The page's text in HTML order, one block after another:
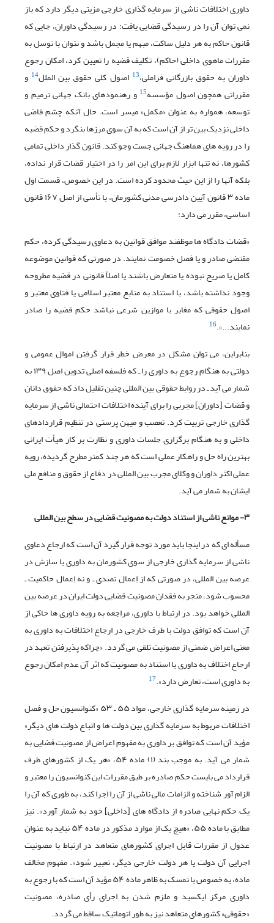
داوری اختلافات ناشی از سرمایه گذاری خارجی مزیتی دیگر دارد که باز
نمی توان آن را در رسیدگی قضایی یافت: در رسیدگی داوران، جایی که
قانون حاکم به هر دلیل ساکت، مبهم یا مجمل باشد و نتوان با توسل به
مقررات ماهوی داخلی (حاکم)، تکلیف قضیه را تعیین کرد، امکان رجوع
داوران به حقوق بازرگانی فراملی،13 اصول کلی حقوق بین الملل14 و
مقرراتی همچون اصول مؤسسه15 و رهنمودهای بانک جهانی ترمیم و
توسعه، همواره به عنوان «مکمل» میسر است. حال آنکه چشم قاضی
داخلی نزدیک بین تر از آن است که به آن سوی مرزها بنگرد و حکم قضیه
را در رویه های هماهنگ جهانی جست وجو کند. قانون گذار داخلی تمامی
کشورها، نه تنها ابزار لازم برای این امر را در اختیار قضات قرار نداده،
بلکه آنها را از این حیث محدود کرده است. در این خصوص، قسمت اول
ماده ۳ قانون آیین دادرسی مدنی کشورمان، با تأسی از اصل ۱۶۷ قانون
اساسی، مقرر می دارد:
«قضات دادگاه ها موظفند موافق قوانین به دعاوی رسیدگی کرده، حکم
مقتضی صادر و یا فصل خصومت نمایند. در صورتی که قوانین موضوعه
کامل یا صریح نبوده یا متعارض باشند یا اصلاً قانونی در قضیه مطروحه
وجود نداشته باشد، با استناد به منابع معتبر اسلامی یا فتاوی معتبر و
اصول حقوقی که مغایر با موازین شرعی نباشد حکم قضیه را صادر
نمایند...».16
بنابراین، می توان مشکل در معرض خطر قرار گرفتن اموال عمومی و
دولتی به هنگام رجوع به داوری را ـ که فلسفه اصلی تدوین اصل ۱۳۹ به
شمار می آید ـ در روابط حقوقی بین المللی چنین تقلیل داد که حقوق دانان
و قضات [داوران] مجربی را برای آینده اختلافات احتمالی ناشی از سرمایه
گذاری خارجی تربیت کرد. تعصب و میهن پرستی در تنظیم قراردادهای
داخلی و به هنگام برگزاری جلسات داوری و نظارت بر کار هیأت ایرانی
بهترین راه حل و راهکار عملی است که هر چند کمتر مطرح گردیده، رویه
عملی اکثر داوران و وکلای مجرب بین المللی در دفاع از حقوق و منافع ملی
ایشان به شمار می آید.
۳- موانع ناشی از استناد دولت به مصونیت قضایی در سطح بین المللی
مسأله ای که در اینجا باید مورد توجه قرار گیرد آن است که ارجاع دعاوی
ناشی از سرمایه گذاری خارجی از سوی کشورمان به داوری یا سازش در
عرصه بین المللی، در صورتی که از اِعمال تصدی ـ و نه اِعمال حاکمیت ـ
محسوب شود، منجر به فقدان مصونیت قضایی دولت ایران در عرصه بین
المللی خواهد بود. در ارتباط با داوری، مراجعه به رویه داوری ها حاکی از
آن است که توافق دولت با طرف خارجی در ارجاع اختلافات به داوری به
معنی اعراض ضمنی از مصونیت تلقی می گردد. «چراکه پذیرفتن تعهد در
ارجاع اختلاف به داوری با استناد به مصونیت که اثر آن عدم امکان رجوع
به داوری است، تعارض دارد».17
در زمینه سرمایه گذاری خارجی، مواد ۵۵ ـ ۵۳ «کنوانسیون حل و فصل
اختلافات مربوط به سرمایه گذاری بین دولت ها و اتباع دولت های دیگر»
مؤید آن است که توافق بر داوری به مفهوم اعراض از مصونیت قضایی به
شمار می آید. به موجب بند (۱) ماده ۵۴، «هر یک از کشورهای طرف
قرارداد می بایست حکم صادره بر طبق مقررات این کنوانسیون را معتبر و
الزام آور شناخته و الزامات مالی ناشی از آن را اجرا کند، به طوری که آن را
یک حکم نهایی صادره از دادگاه های [داخلی] خود به شمار آورد». نیز
مطابق با ماده ۵۵، «هیچ یک از موارد مذکور در ماده ۵۴ نباید به عنوان
عدول از مقررات قابل اجرای کشورهای متعاهد در ارتباط با مصونیت
اجرایی آن دولت یا هر دولت خارجی دیگر، تعبیر شود». مفهوم مخالف
ماده، به خصوص با تمسک به ظاهر ماده ۵۴ مؤید آن است که با رجوع به
داوری مرکز ایکسید و ملزم شدن به اجرای رأی صادره، مصونیت
«حقوقی» کشورهای متعاهد نیز به طور اتوماتیک ساقط می گردد.